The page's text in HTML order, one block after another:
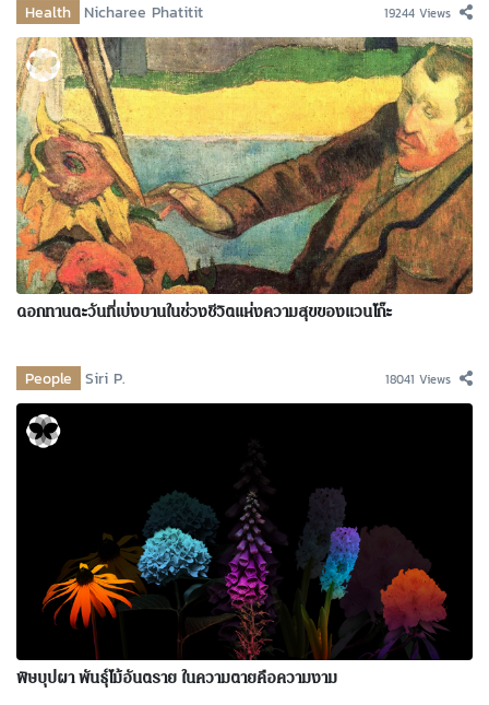
Health Nicharee Phatitit 19244 Views
ดอกทานตะวันที่เบ่งบานในช่วงชีวิตแห่งความสุขของแวนโก๊ะ
People Siri P. 18041 Views
พิษบุปผา พันธุ์ไม้อันตราย ในความตายคือความงาม